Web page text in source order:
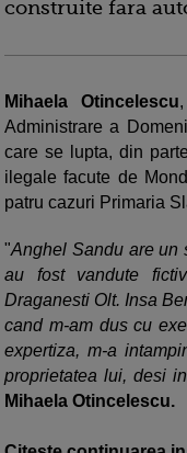
construite fara
Mihaela Otincelescu
Administrare a
care se lupta, din
ilegale facute de
patru cazuri Primaria
"Anghel Sandu are un
au fost vandute
Draganesti Olt. Insa
cand m-am dus cu
expertiza, m-a
proprietatea lui, desi
Mihaela Otincelescu.